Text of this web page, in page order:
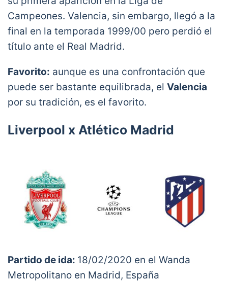
Campeones. Valencia, sin embargo, llegó a la
final en la temporada 1999/00 pero perdió el
título ante el Real Madrid.
Favorito: aunque es una confrontación que
puede ser bastante equilibrada, el Valencia
por su tradición, es el favorito.
Liverpool x Atlético Madrid
Partido de ida: 18/02/2020 en el Wanda
Metropolitano en Madrid, España